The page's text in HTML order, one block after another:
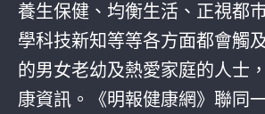
養生保健、均衡生活、正視都
學科技新知等等各方面都會觸
的男女老幼及熱愛家庭的人士
康資訊。《明報健康網》聯同